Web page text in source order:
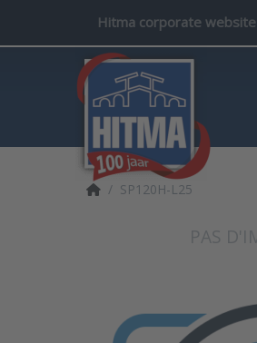
Hitma corporate website
AccueilSP120H-L25